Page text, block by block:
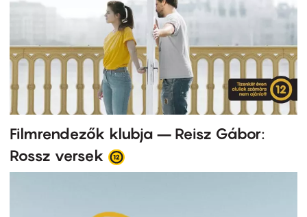
Filmrendezők klubja – Reisz Gábor:
Rossz versek